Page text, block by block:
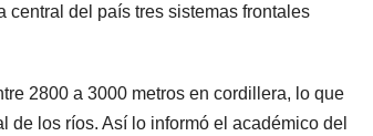
central del país tres sistemas frontales
2800 a 3000 metros en cordillera, lo que
los ríos. Así lo informó el académico del